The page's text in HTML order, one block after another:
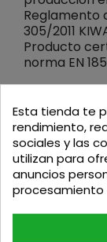
Reglamento
305/2011
Producto
norma EN
Podria
Esta tienda te
rendimiento,
sociales y las
utilizan para
anuncios
procesamiento